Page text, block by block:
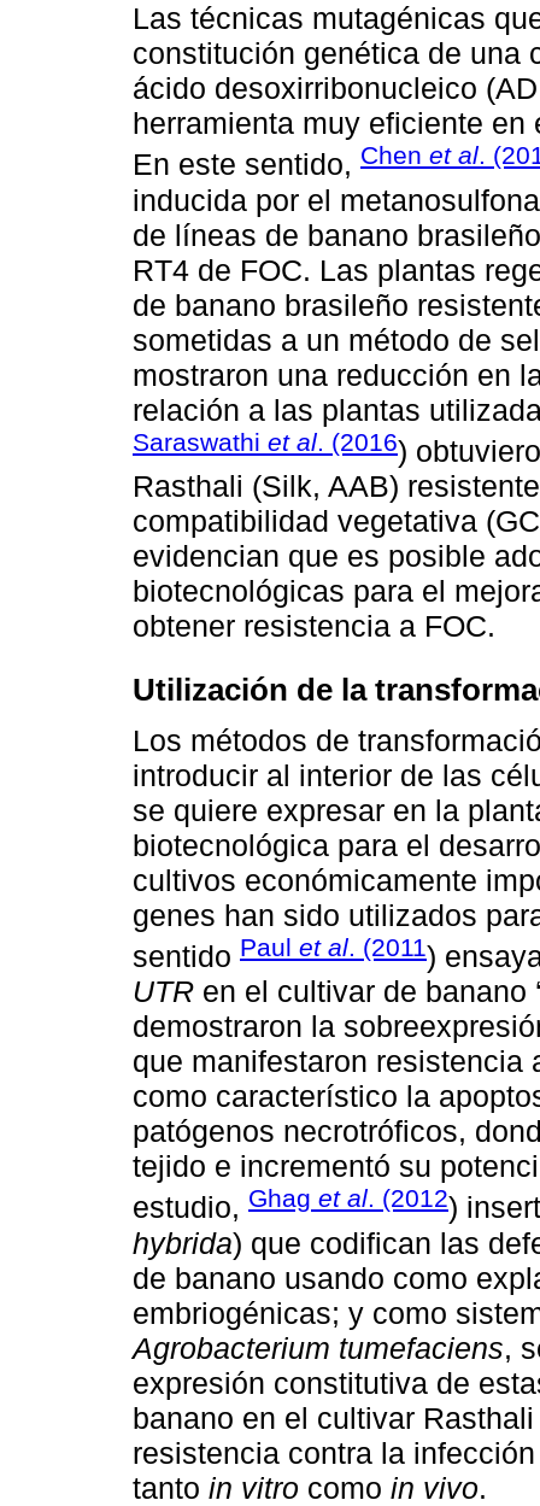
Las técnicas mutagénicas
constitución genética de una
ácido desoxirribonucleico
herramienta muy eficiente
En este sentido, Chen et al.
inducida por el
de líneas de banano
RT4 de FOC. Las plantas
de banano brasileño
sometidas a un método de
mostraron una reducción en
relación a las plantas
Saraswathi et al. (2016)
Rasthali (Silk, AAB)
compatibilidad vegetativa
evidencian que es posible
biotecnológicas para el
obtener resistencia a FOC.
Utilización de la
Los métodos de
introducir al interior de las
se quiere expresar en la
biotecnológica para el
cultivos económicamente
genes han sido utilizados
sentido Paul et al. (2011)
UTR en el cultivar de banano
demostraron la
que manifestaron resistencia
como característico la
patógenos necrotróficos,
tejido e incrementó su
estudio, Ghag et al. (2012)
hybrida) que codifican las
de banano usando como
embriogénicas; y como
Agrobacterium tumefaciens,
expresión constitutiva de
banano en el cultivar Rasthali
resistencia contra la
tanto in vitro como in vivo.